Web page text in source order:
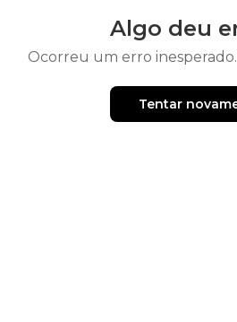
Algo deu
Ocorreu um erro
Tentar